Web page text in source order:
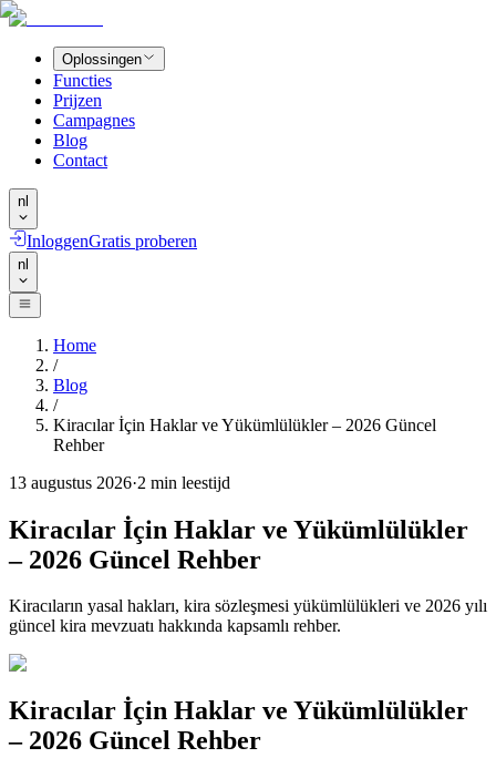
Oplossingen
Functies
Prijzen
Campagnes
Blog
Contact
nl
InloggenGratis proberen
nl
Home
/
Blog
/
Kiracılar İçin Haklar ve Yükümlülükler – 2026 Güncel
Rehber
13 augustus 2026·2 min leestijd
Kiracılar İçin Haklar ve Yükümlülükler
– 2026 Güncel Rehber
Kiracıların yasal hakları, kira sözleşmesi yükümlülükleri ve 2026 yılı
güncel kira mevzuatı hakkında kapsamlı rehber.
Kiracılar İçin Haklar ve Yükümlülükler
– 2026 Güncel Rehber